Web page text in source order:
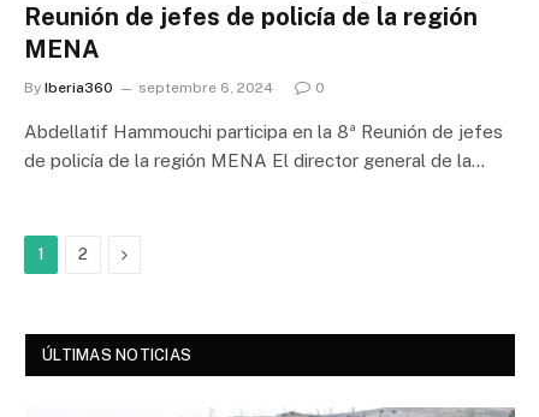
Reunión de jefes de policía de la región
MENA
By Iberia360 septembre 6, 2024 0
Abdellatif Hammouchi participa en la 8ª Reunión de jefes
de policía de la región MENA El director general de la…
1 2 Next
ÚLTIMAS NOTICIAS